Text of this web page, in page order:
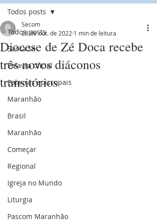
Todos posts
Santa Sé
Palavra oficial
Palavras episcopais
Maranhão
Brasil
Maranhão
Começar
Regional
Igreja no Mundo
Liturgia
Pascom Maranhão
Todos posts
Diocese de Zé Doca recebe
três novos diáconos
transitórios
Secom
28 de out. de 2022 1 min de leitura